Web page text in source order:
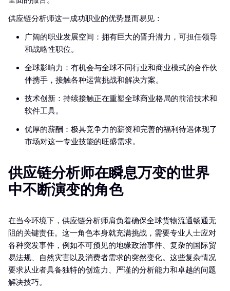
供应链分析师这一成功职业的优势显而易见：
广阔的职业发展空间：拥有巨大的晋升潜力，可担任领导
和战略性职位。
全球影响力：有机会与全球不同行业和商业模式的合作伙
伴携手，接触各种运营挑战和解决方案。
技术创新：持续接触正在重塑全球商业格局的前沿技术和
软件工具。
优厚的薪酬：极具竞争力的薪资和完善的福利待遇体现了
市场对这一专业技能的旺盛需求。
供应链分析师在瞬息万变的世界
中不断演变的角色
在当今环境下，供应链分析师肩负着确保全球货物流通畅通无
阻的关键责任。这一角色本身就充满挑战，需要专业人士应对
各种突发事件，例如不可预见的地缘政治事件、复杂的国际贸
易法规、自然灾害以及消费者需求的突然变化。这些复杂情况
要求从业者具备独特的创造力、严谨的分析能力和卓越的问题
解决技巧。